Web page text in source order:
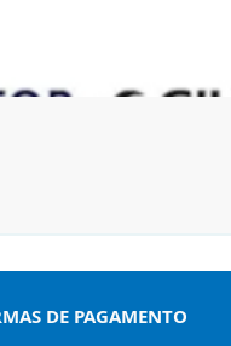
DE PAGAMENTO